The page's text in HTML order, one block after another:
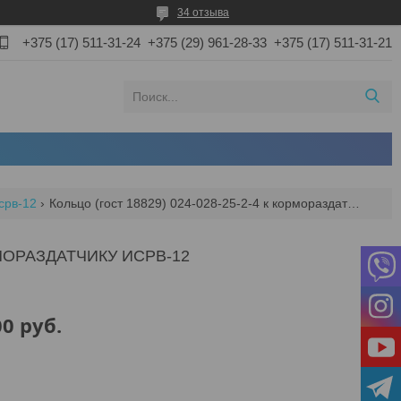
34 отзыва
+375 (17) 511-31-24 +375 (29) 961-28-33 +375 (17) 511-31-21
12
ИСРВ-12
руб.